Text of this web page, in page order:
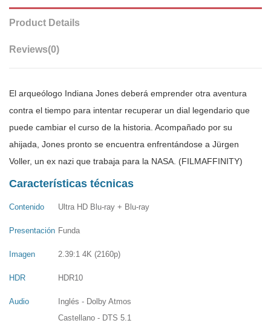
Product Details
Reviews(0)
El arqueólogo Indiana Jones deberá emprender otra aventura
contra el tiempo para intentar recuperar un dial legendario que
puede cambiar el curso de la historia. Acompañado por su
ahijada, Jones pronto se encuentra enfrentándose a Jürgen
Voller, un ex nazi que trabaja para la NASA. (FILMAFFINITY)
Características técnicas
Contenido Ultra HD Blu-ray + Blu-ray
Presentación Funda
Imagen 2.39:1 4K (2160p)
HDR HDR10
Audio
Inglés - Dolby Atmos
Castellano - DTS 5.1